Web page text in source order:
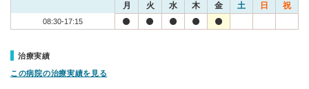
月 火 水 木 金 土 日 祝
08:30-17:15
治療実績
この病院の治療実績を見る